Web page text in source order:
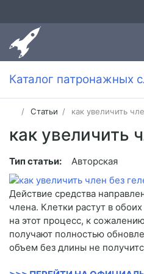
Каталог патронажных
Статьи как увеличить
как увеличить
Тип статьи: Авторская
Действие средства
члена. Клетки растут в
на этот процесс, к
получают полностью
объем без длины не